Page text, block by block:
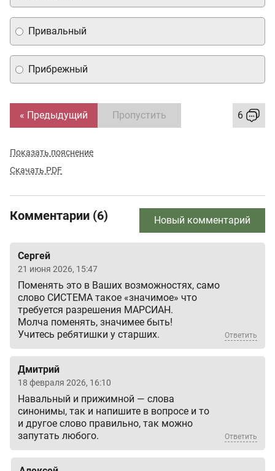
Прибрежный
Привальный
« Предыдущий Пропустить 6
Показать пояснение
Скачать PDF
Комментарии (6) Новый комментарий
Сергей
21 июня 2026, 15:47
Поменять это в Ваших возможностях, само
слово СИСТЕМА такое «значимое» что
требуется разрешения МАРСИАН.
Молча поменять, значимее быть!
Учитесь ребятишки у старших.
Ответить
Дмитрий
18 февраля 2026, 16:10
Навальный и прижимной — слова
синонимы, так и напишите в вопросе и то
и другое слово правильно, так можно
запутать любого.
Ответить